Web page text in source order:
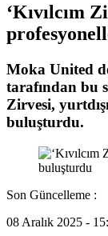
‘Kıvılcım
Moka United
tarafından bu
Zirvesi,
buluşturdu.
Son Güncelleme :
08 Aralık 2025 -